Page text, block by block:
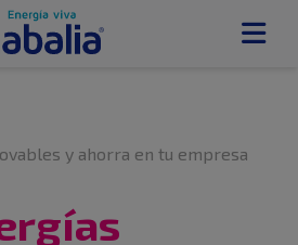
y ahorra en tu empresa